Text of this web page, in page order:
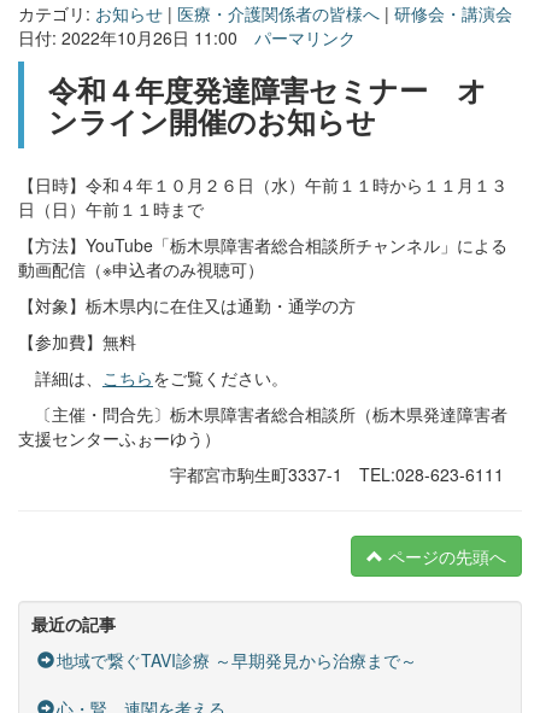
カテゴリ: お知らせ | 医療・介護関係者の皆様へ | 研修会・講演会
日付: 2022年10月26日 11:00
パーマリンク
令和４年度発達障害セミナー オ
ンライン開催のお知らせ
【日時】令和４年１０月２６日（水）午前１１時から１１月１３
日（日）午前１１時まで
【方法】YouTube「栃木県障害者総合相談所チャンネル」による
動画配信（※申込者のみ視聴可）
【対象】栃木県内に在住又は通勤・通学の方
【参加費】無料
詳細は、 こちらをご覧ください。
〔主催・問合先〕栃木県障害者総合相談所（栃木県発達障害者
支援センターふぉーゆう）
宇都宮市駒生町3337-1 TEL:028-623-6111
ページの先頭へ
最近の記事
地域で繋ぐTAVI診療 ～早期発見から治療まで～
心・腎 連関を考える